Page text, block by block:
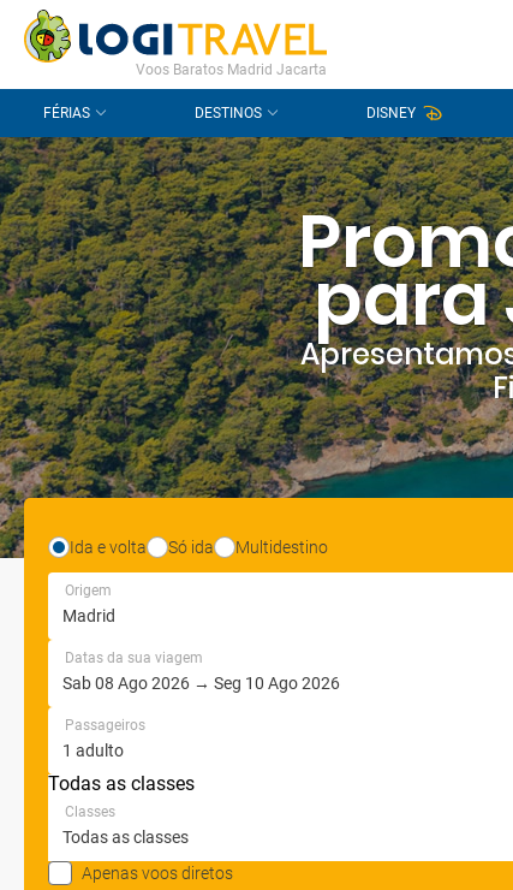
CONTACTO PERGUNTAS FREQUENTES
Voos Baratos Madrid Jacarta
FÉRIAS DESTINOS DISNEY
para
Ida e volta Só ida Multidestino
Origem
Datas da sua viagem
Passageiros
Todas as classes
Classes
Apenas voos diretos